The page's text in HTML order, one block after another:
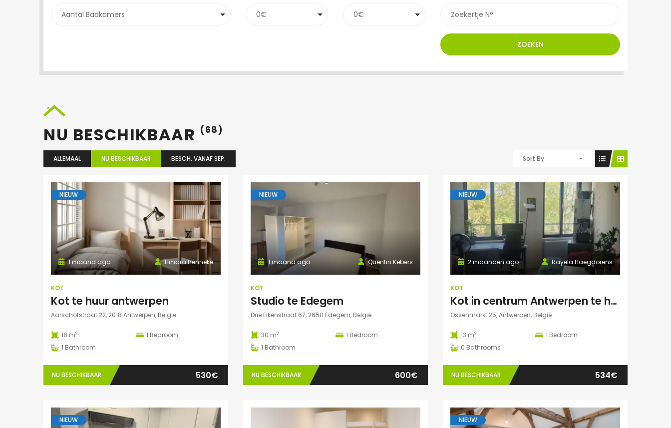
ZOEKEN
NU BESCHIKBAAR (68)
ALLEMAAL NU BESCHIKBAAR BESCH. VANAF SEP. Sort By
NIEUW
Limara henneke
1 maand ago
KOT
Kot te huur antwerpen
Aarschotstraat 22, 2018 Antwerpen, België
18 m2 1 Bedroom
1 Bathroom
NU BESCHIKBAAR 530€
NIEUW
Quentin Kebers
1 maand ago
KOT
Studio te Edegem
Drie Eikenstraat 67, 2650 Edegem, België
30 m2 1 Bedroom
1 Bathroom
NU BESCHIKBAAR 600€
NIEUW
Rayela Haegdorens
2 maanden ago
KOT
Kot in centrum Antwerpen te huur voor zomermaanden: JUNI/JULI/AUGUSTUS
Ossenmarkt 25, Antwerpen, België
13 m2 1 Bedroom
0 Bathrooms
NU BESCHIKBAAR 534€
NIEUW NIEUW